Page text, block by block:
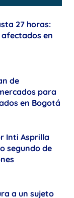
27 horas:
en
de
para
en Bogotá
Inti Asprilla
segundo de
a un sujeto